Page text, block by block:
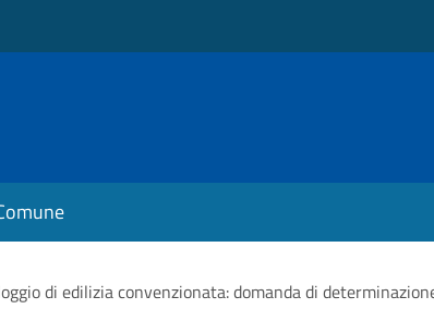
di edilizia convenzionata: domanda di